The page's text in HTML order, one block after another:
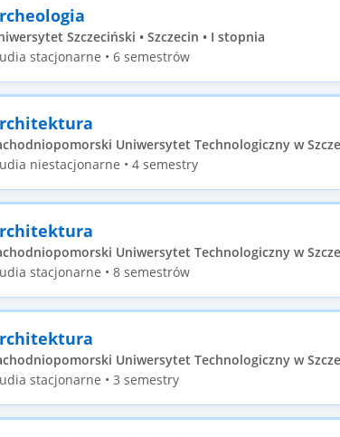
Szczeciński • Szczecin • I stopnia
stacjonarne • 6 semestrów
Uniwersytet Technologiczny w
niestacjonarne • 4 semestry
Uniwersytet Technologiczny w
stacjonarne • 8 semestrów
Uniwersytet Technologiczny w
stacjonarne • 3 semestry